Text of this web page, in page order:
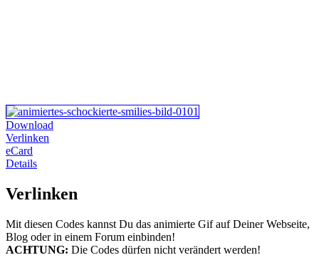
Download
Verlinken
eCard
Details
Verlinken
Mit diesen Codes kannst Du das animierte Gif auf Deiner Webseite,
Blog oder in einem Forum einbinden!
ACHTUNG: Die Codes dürfen nicht verändert werden!